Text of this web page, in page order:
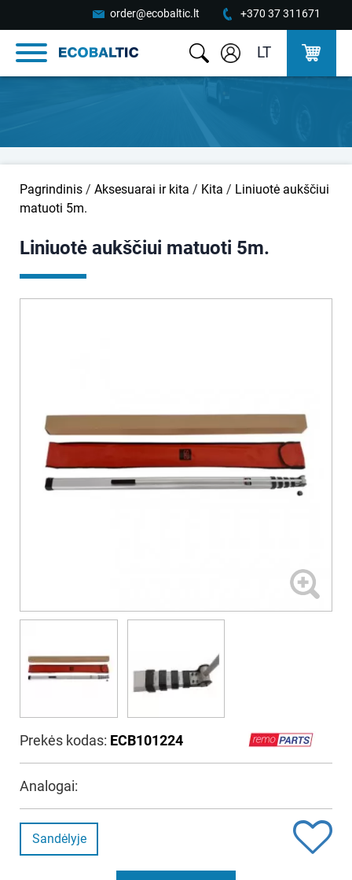
order@ecobaltic.lt +370 37 311671
LT
Pagrindinis / Aksesuarai ir kita / Kita / Liniuotė aukščiui
matuoti 5m.
Liniuotė aukščiui matuoti 5m.
Prekės kodas: ECB101224
Analogai:
Sandėlyje